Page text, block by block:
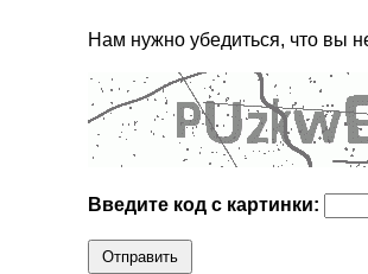
Нам нужно убедиться, что вы
Введите код с картинки:
Отправить